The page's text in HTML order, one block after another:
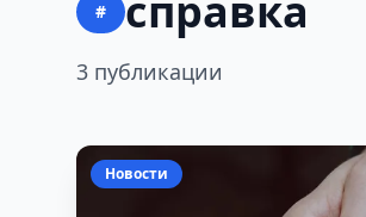
#
3 публикации
Новости